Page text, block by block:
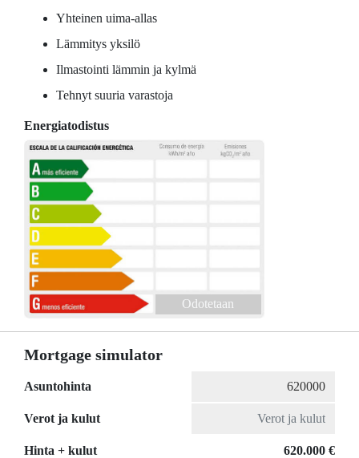
Yhteinen uima-allas
Lämmitys yksilö
Ilmastointi lämmin ja kylmä
Tehnyt suuria varastoja
Energiatodistus
Odotetaan
Mortgage simulator
Asuntohinta
Verot ja kulut
Hinta + kulut 620.000 €